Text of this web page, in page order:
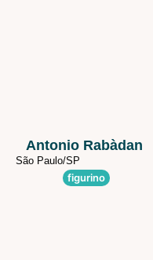
Antonio Rabàdan
São Paulo/SP
figurino